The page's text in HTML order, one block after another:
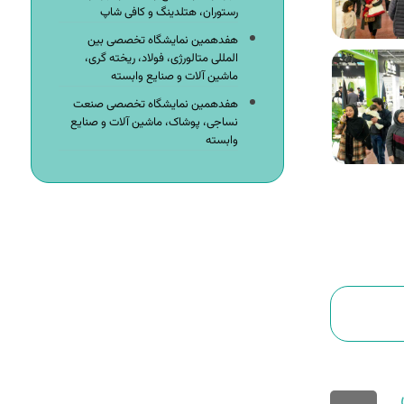
رستوران، هتلدینگ و کافی شاپ
هفدهمین نمایشگاه تخصصی بین
المللی متالورژی، فولاد، ریخته گری،
ماشین آلات و صنایع وابسته
هفدهمین نمایشگاه تخصصی صنعت
نساجی، پوشاک، ماشین آلات و صنایع
وابسته